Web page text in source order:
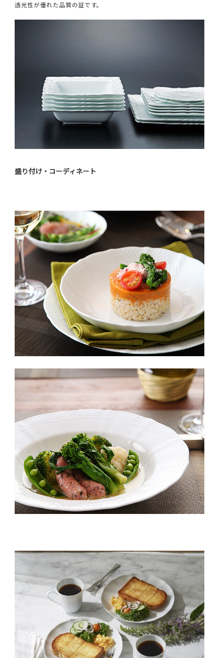
透光性が優れた品質の証です。
盛り付け・コーディネート